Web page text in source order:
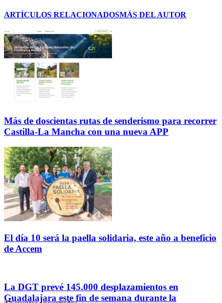
ARTÍCULOS RELACIONADOSMÁS DEL AUTOR
Más de doscientas rutas de senderismo para recorrer
Castilla-La Mancha con una nueva APP
El día 10 será la paella solidaria, este año a beneficio
de Accem
La DGT prevé 145.000 desplazamientos en
Guadalajara este fin de semana durante la